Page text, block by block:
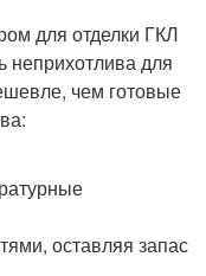
для отделки ГКЛ
неприхотлива для
чем готовые
оставляя запас